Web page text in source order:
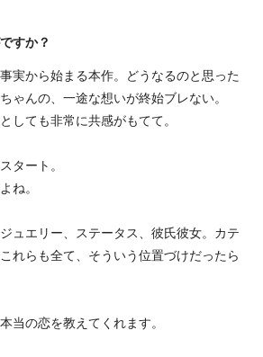
すか？
実から始まる本作。どうなるのと思った
ゃんの、一途な想いが終始ブレない。
しても非常に共感がもてて。
タート。
ね。
ュエリー、ステータス、彼氏彼女。カテ
れらも全て、そういう位置づけだったら
当の恋を教えてくれます。